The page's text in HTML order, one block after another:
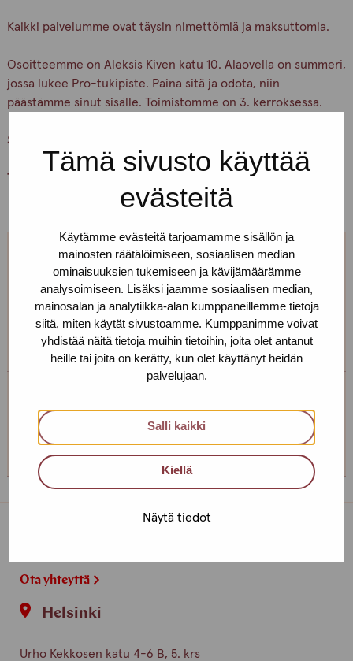
Tämä sivusto käyttää
evästeitä
Käytämme evästeitä tarjoamamme sisällön ja
mainosten räätälöimiseen, sosiaalisen median
ominaisuuksien tukemiseen ja kävijämäärämme
analysoimiseen. Lisäksi jaamme sosiaalisen median,
mainosalan ja analytiikka-alan kumppaneillemme tietoja
siitä, miten käytät sivustoamme. Kumppanimme voivat
yhdistää näitä tietoja muihin tietoihin, joita olet antanut
heille tai joita on kerätty, kun olet käyttänyt heidän
palvelujaan.
Salli kaikki
Kiellä
Näytä tiedot
Kaikki palvelumme ovat täysin nimettömiä ja maksuttomia.
Osoitteemme on Aleksis Kiven katu 10. Alaovella on summeri,
jossa lukee Pro-tukipiste. Paina sitä ja odota, niin
päästämme sinut sisälle. Toimistomme on 3. kerroksessa.
Soita jos et löydä perille!
Tervetuloa!
Jos et pääse paikalle, mutta haluaisit
tavata, niin ota yhteyttä!
Voimme sopia sinulle sopivan ajan ja paikan!
Tampereen toimipiste
+358 (0)45 265 0480
Ota yhteyttä
Helsinki
Urho Kekkosen katu 4-6 B, 5. krs